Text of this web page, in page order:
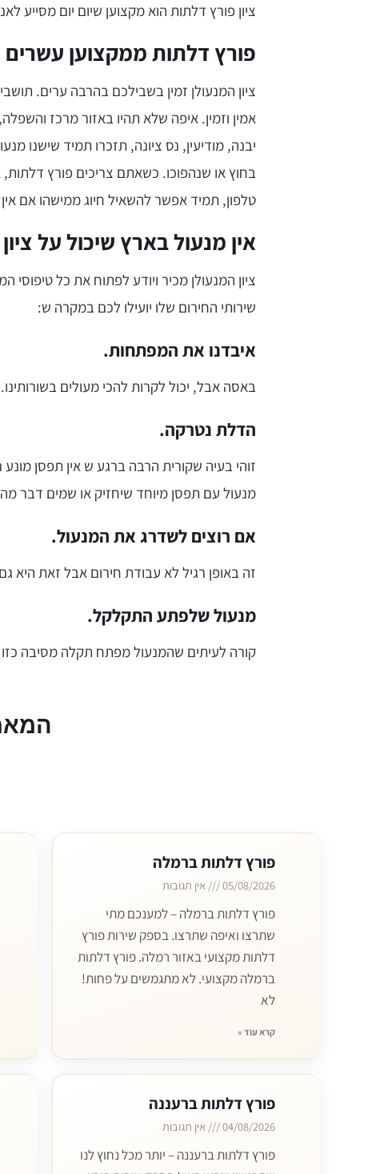
ציון פורץ דלתות הוא מקצוען שיום יום
פורץ דלתות ממקצוען
ציון המנעולן זמין בשבילכם בהרבה ערים.
אמין וזמין. איפה שלא תהיו באזור מרכז
יבנה, מודיעין, נס ציונה, תזכרו תמיד שישנו
בחוץ או שנהפוכו. כשאתם צריכים פורץ
טלפון, תמיד אפשר להשאיל חיוג ממישהו אם
אין מנעול בארץ שיכול על ציון
ציון המנעולן מכיר ויודע לפתוח את כל
שירותי החירום שלו יועילו לכם במקרה ש:
איבדנו את המפתחות.
באסה אבל, יכול לקרות להכי מעולים בשורותינו.
הדלת נטרקה.
זוהי בעיה שקורית הרבה ברגע ש אין תפסן
מנעול עם תפסן מיוחד שיחזיק או שמים דבר
אם רוצים לשדרג את המנעול.
זה באופן רגיל לא עבודת חירום אבל זאת היא
מנעול שלפתע התקלקל.
קורה לעיתים שהמנעול מפתח תקלה מסיבה
פורץ דלתות ברמלה
05/08/2026 אין תגובות
פורץ דלתות ברמלה – למענכם מתי
שתרצו ואיפה שתרצו. בספק שירות פורץ
דלתות מקצועי באזור רמלה. פורץ דלתות
ברמלה מקצועי. לא מתגמשים על פחות!
לא
קרא עוד »
פורץ דלתות ברעננה
04/08/2026 אין תגובות
פורץ דלתות ברעננה – יותר מכל נחוץ לנו